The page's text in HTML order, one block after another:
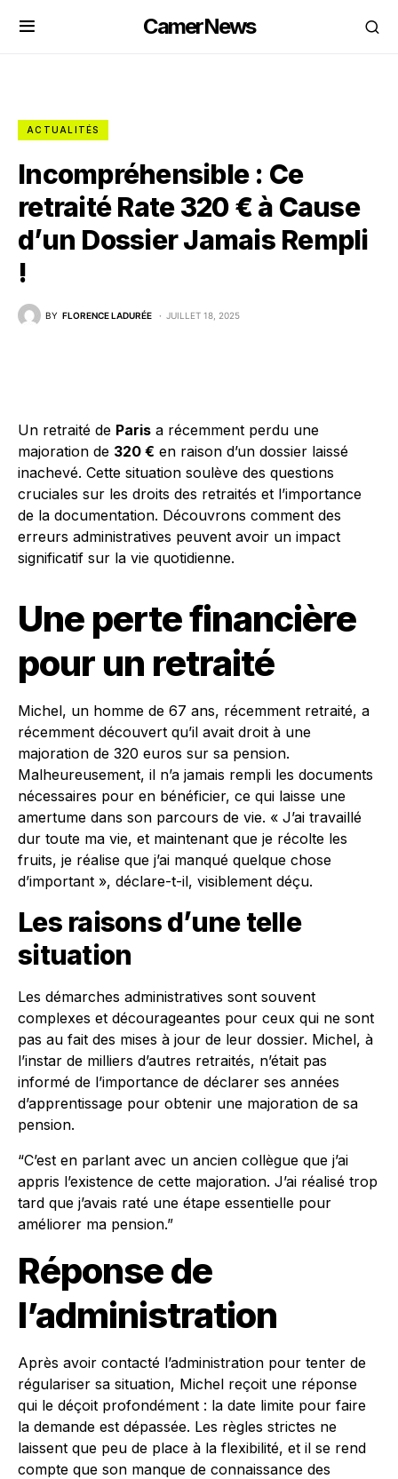
CamerNews
ACTUALITÉS
Incompréhensible : Ce
retraité Rate 320 € à Cause
d’un Dossier Jamais Rempli
!
BY FLORENCE LADURÉE JUILLET 18, 2025
Un retraité de Paris a récemment perdu une
majoration de 320 € en raison d’un dossier laissé
inachevé. Cette situation soulève des questions
cruciales sur les droits des retraités et l’importance
de la documentation. Découvrons comment des
erreurs administratives peuvent avoir un impact
significatif sur la vie quotidienne.
Une perte financière
pour un retraité
Michel, un homme de 67 ans, récemment retraité, a
récemment découvert qu’il avait droit à une
majoration de 320 euros sur sa pension.
Malheureusement, il n’a jamais rempli les documents
nécessaires pour en bénéficier, ce qui laisse une
amertume dans son parcours de vie. « J’ai travaillé
dur toute ma vie, et maintenant que je récolte les
fruits, je réalise que j’ai manqué quelque chose
d’important », déclare-t-il, visiblement déçu.
Les raisons d’une telle
situation
Les démarches administratives sont souvent
complexes et décourageantes pour ceux qui ne sont
pas au fait des mises à jour de leur dossier. Michel, à
l’instar de milliers d’autres retraités, n’était pas
informé de l’importance de déclarer ses années
d’apprentissage pour obtenir une majoration de sa
pension.
“C’est en parlant avec un ancien collègue que j’ai
appris l’existence de cette majoration. J’ai réalisé trop
tard que j’avais raté une étape essentielle pour
améliorer ma pension.”
Réponse de
l’administration
Après avoir contacté l’administration pour tenter de
régulariser sa situation, Michel reçoit une réponse
qui le déçoit profondément : la date limite pour faire
la demande est dépassée. Les règles strictes ne
laissent que peu de place à la flexibilité, et il se rend
compte que son manque de connaissance des